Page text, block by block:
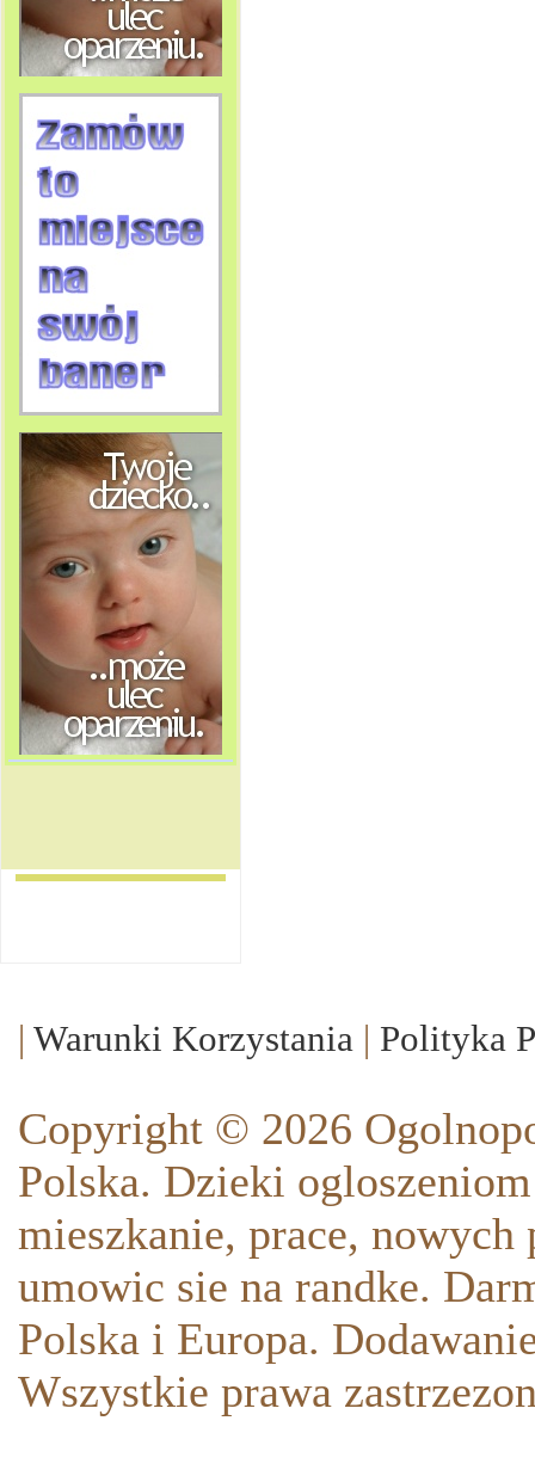
| Warunki Korzystania | Polityka
Copyright © 2026
Polska. Dzieki
mieszkanie, prace,
umowic sie na randke.
Polska i Europa.
Wszystkie prawa